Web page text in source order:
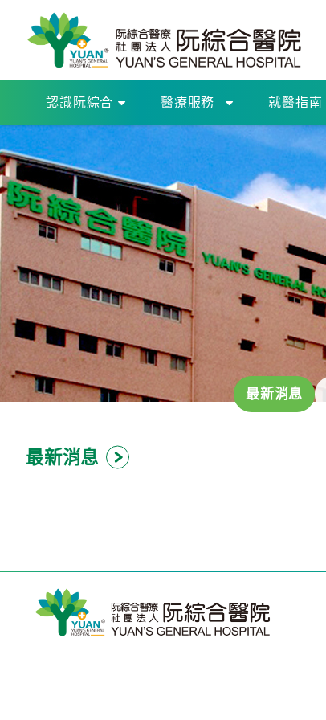
認識阮綜合 醫療服務 就醫指南
最新消息
最新消息